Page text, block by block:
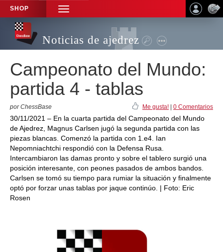
SHOP
TOGGLE
NAVIGATION
Noticias de ajedrez
Campeonato del Mundo:
partida 4 - tablas
por ChessBase Me gusta! 0 Comentarios
30/11/2021 – En la cuarta partida del Campeonato del Mundo
de Ajedrez, Magnus Carlsen jugó la segunda partida con las
piezas blancas. Comenzó la partida con 1.e4. Ian
Nepomniachtchi respondió con la Defensa Rusa.
Intercambiaron las damas pronto y sobre el tablero surgió una
posición interesante, con peones pasados de ambos bandos.
Carlsen se tomó su tiempo para rumiar la situación y finalmente
optó por forzar unas tablas por jaque continúo. | Foto: Eric
Rosen